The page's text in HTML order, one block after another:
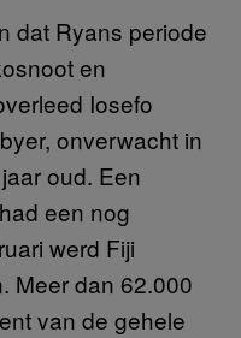
dat Ryans periode
en
Iosefo
onverwacht in
oud. Een
een nog
werd Fiji
Meer dan 62.000
van de gehele